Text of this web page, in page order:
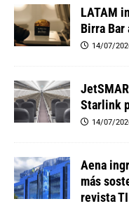
LATAM
Birra Bar
14/07/
Starlink
14/07/
Aena
más
revista